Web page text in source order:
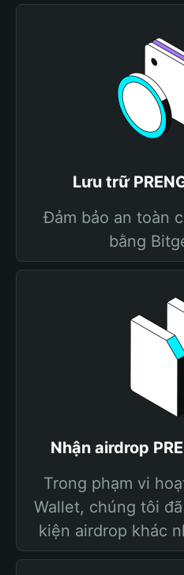
Lưu trữ
Đảm bảo an toàn
bằng
Nhận airdrop
Trong phạm vi
Wallet, chúng tôi
kiện airdrop khác